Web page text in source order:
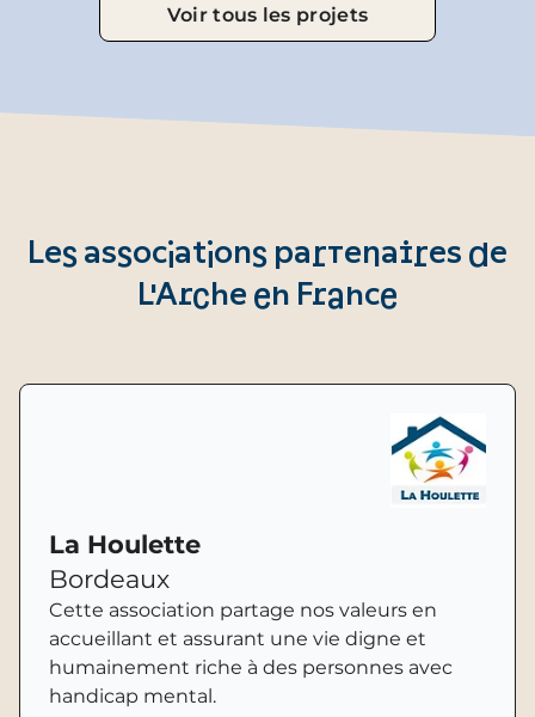
Voir tous les projets
Les associations partenaires de
L'Arche en France
La Houlette
Bordeaux
Cette association partage nos valeurs en
accueillant et assurant une vie digne et
humainement riche à des personnes avec
handicap mental.